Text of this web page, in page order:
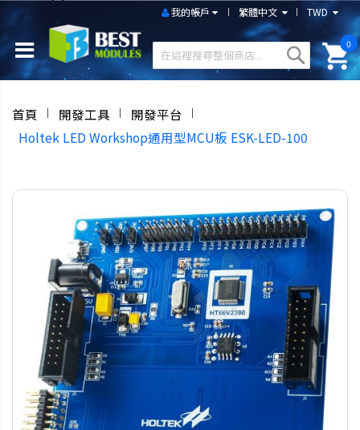
TWD
繁體中文
我的帳戶
0
首頁 開發工具
開發平台
Holtek LED Workshop通用型MCU板 ESK-LED-100